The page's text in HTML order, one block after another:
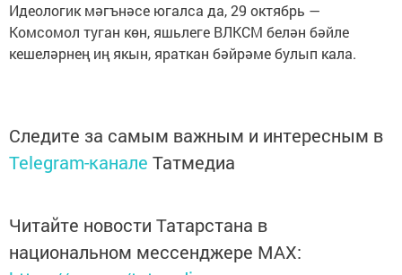
Идеологик мәгънәсе югалса да, 29 октябрь —
Комсомол туган көн, яшьлеге ВЛКСМ белән бәйле
кешеләрнең иң якын, яраткан бәйрәме булып кала.
Следите за самым важным и интересным в
Telegram-канале Татмедиа
Читайте новости Татарстана в
национальном мессенджере MАХ: